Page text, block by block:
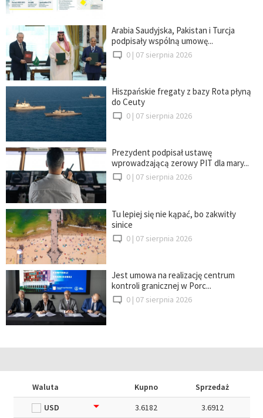
Arabia Saudyjska, Pakistan i Turcja
podpisały wspólną umowę...
0 | 07 sierpnia 2026
Hiszpańskie fregaty z bazy Rota płyną
do Ceuty
0 | 07 sierpnia 2026
Prezydent podpisał ustawę
wprowadzającą zerowy PIT dla mary...
0 | 07 sierpnia 2026
Tu lepiej się nie kąpać, bo zakwitły
sinice
0 | 07 sierpnia 2026
Jest umowa na realizację centrum
kontroli granicznej w Porc...
0 | 07 sierpnia 2026
Waluta Kupno
Sprzedaż
USD
3.6182
3.6912